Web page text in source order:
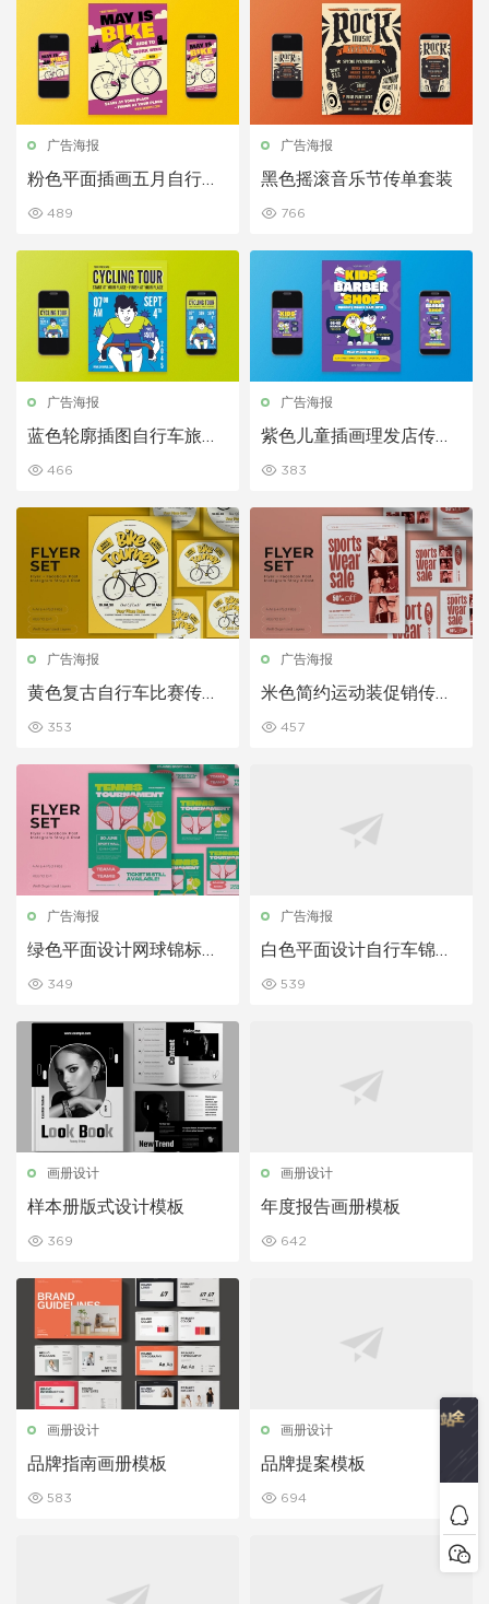
广告海报
粉色平面插画五月自行车
489
广告海报
黑色摇滚音乐节传单套装
766
广告海报
蓝色轮廓插图自行车旅游
466
广告海报
紫色儿童插画理发店传单
383
广告海报
黄色复古自行车比赛传单
353
广告海报
米色简约运动装促销传单
457
广告海报
绿色平面设计网球锦标赛
349
广告海报
白色平面设计自行车锦标
539
画册设计
样本册版式设计模板
369
画册设计
年度报告画册模板
642
画册设计
品牌指南画册模板
583
画册设计
品牌提案模板
694